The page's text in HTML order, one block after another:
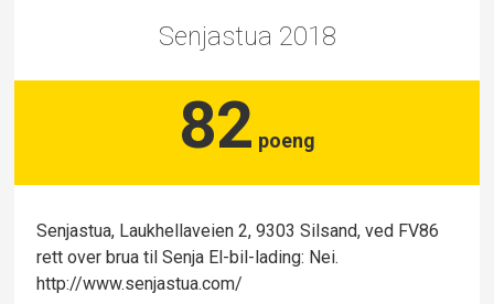
Senjastua 2018
82 poeng
Senjastua, Laukhellaveien 2, 9303 Silsand, ved FV86
rett over brua til Senja El-bil-lading: Nei.
http://www.senjastua.com/